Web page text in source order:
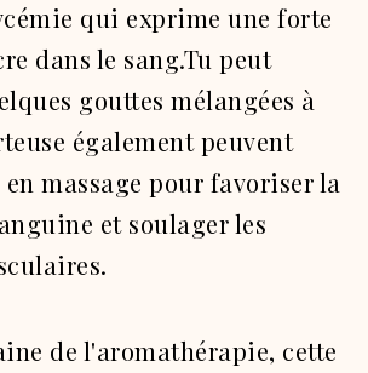
qui exprime une forte
dans le sang.Tu peut
gouttes mélangées à
également peuvent
massage pour favoriser la
et soulager les
de l'aromathérapie, cette